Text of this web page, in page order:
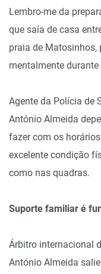
Lembro-me da
que saía de casa
praia de
mentalmente
Agente da Polícia de
António Almeida
fazer com os
excelente condição
como nas quadras.
Suporte familiar é
Árbitro internacional
António Almeida